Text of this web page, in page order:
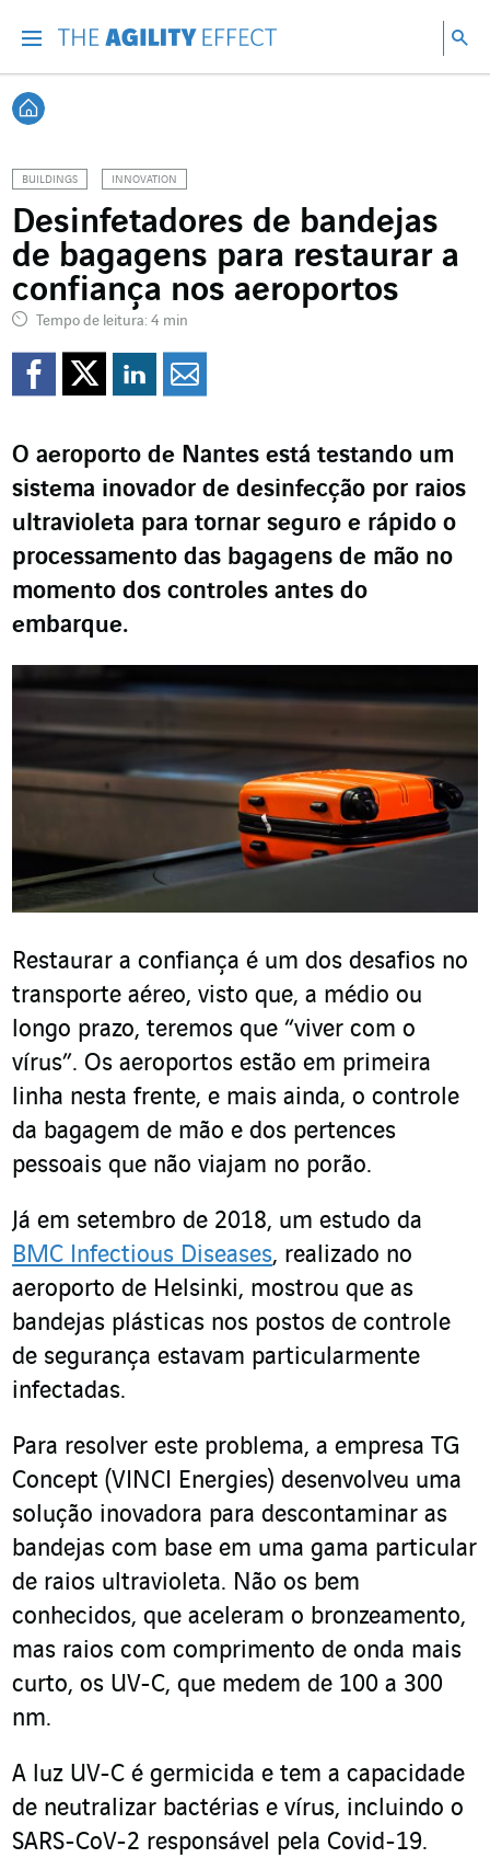
Voltar à página inicial
BUILDINGS INNOVATION
Desinfetadores de bandejas
de bagagens para restaurar a
confiança nos aeroportos
Tempo de leitura: 4 min
Compartilhar no
Compartilhar no
Compartilhar no
O aeroporto de Nantes está testando um
sistema inovador de desinfecção por raios
ultravioleta para tornar seguro e rápido o
processamento das bagagens de mão no
momento dos controles antes do
embarque.
Restaurar a confiança é um dos desafios no
transporte aéreo, visto que, a médio ou
longo prazo, teremos que “viver com o
vírus”. Os aeroportos estão em primeira
linha nesta frente, e mais ainda, o controle
da bagagem de mão e dos pertences
pessoais que não viajam no porão.
Já em setembro de 2018, um estudo da
BMC Infectious Diseases, realizado no
aeroporto de Helsinki, mostrou que as
bandejas plásticas nos postos de controle
de segurança estavam particularmente
infectadas.
Para resolver este problema, a empresa TG
Concept (VINCI Energies) desenvolveu uma
solução inovadora para descontaminar as
bandejas com base em uma gama particular
de raios ultravioleta. Não os bem
conhecidos, que aceleram o bronzeamento,
mas raios com comprimento de onda mais
curto, os UV-C, que medem de 100 a 300
nm.
A luz UV-C é germicida e tem a capacidade
de neutralizar bactérias e vírus, incluindo o
SARS-CoV-2 responsável pela Covid-19.